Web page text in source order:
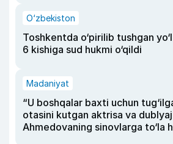
O‘zbekiston
Toshkentda o‘pirilib tushgan
6 kishiga sud hukmi o‘qildi
Madaniyat
“U boshqalar baxti uchun
otasini kutgan aktrisa va
Ahmedovaning sinovlarga to‘la